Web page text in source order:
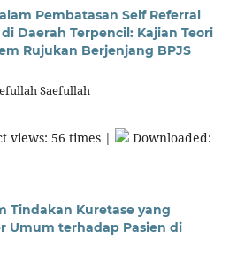
Pembatasan Self Referral
Daerah Terpencil: Kajian Teori
Rujukan Berjenjang BPJS
Saefullah
views: 56 times |
Downloaded:
Tindakan Kuretase yang
Umum terhadap Pasien di